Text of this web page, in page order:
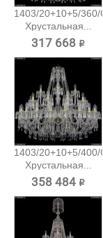
1403/20+10+5/360/G
Хрустальная...
317 668 ₽
1403/20+10+5/400/G
Хрустальная...
358 484 ₽